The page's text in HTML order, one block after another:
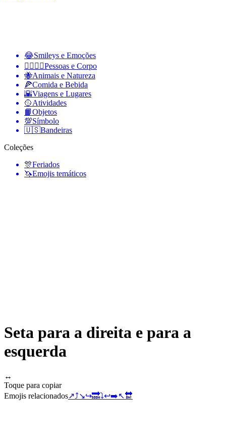
😂Smileys e Emoções
👩‍❤️‍💋‍👨Pessoas e Corpo
🐝Animais e Natureza
🍕Comida e Bebida
🌇Viagens e Lugares
🥎Atividades
📙Objetos
💯Símbolo
🇺🇸Bandeiras
Coleções
🎊Feriados
🦄Emojis temáticos
Seta para a direita e para a
esquerda
↔️
Toque para copiar
Emojis relacionados↗️⤴️↘️↪️🔜⤵️↩️➡️↖️🔛